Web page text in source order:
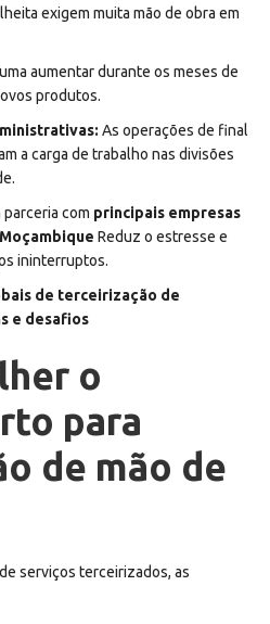
exigem muita mão de obra em
aumentar durante os meses de
produtos.
As operações de final
a carga de trabalho nas divisões
parceria com principais empresas
Reduz o estresse e
ininterruptos.
de terceirização de
e desafios
o
para
de mão de
serviços terceirizados, as